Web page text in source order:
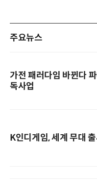
주요뉴스
가전 패러다임 바뀐다
독사업
K인디게임, 세계 무대